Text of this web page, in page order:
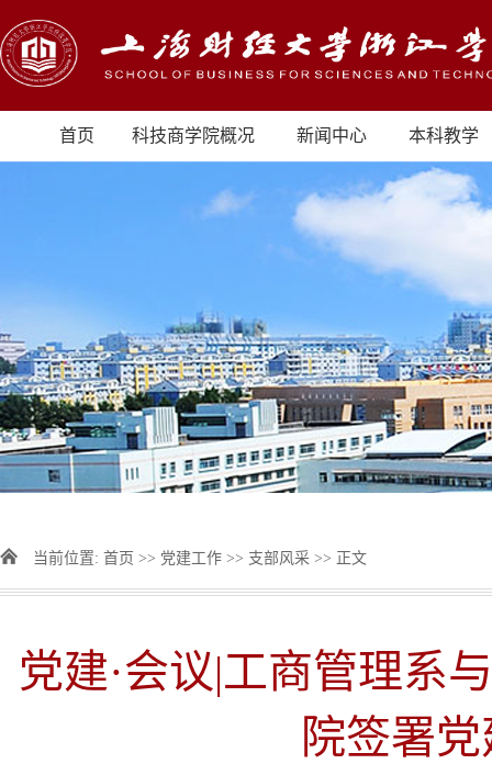
首页 科技商学院概况 新闻中心 本科教学
当前位置: 首页 >> 党建工作 >> 支部风采 >> 正文
党建·会议|工商管理系
院签署